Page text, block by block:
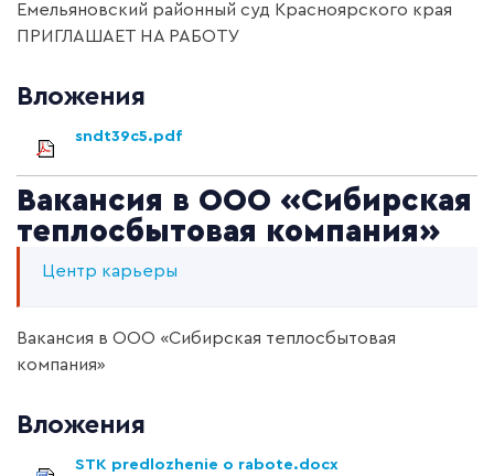
Емельяновский районный суд Красноярского края
ПРИГЛАШАЕТ НА РАБОТУ
Вложения
sndt39c5.pdf
Вакансия в ООО «Сибирская
теплосбытовая компания»
Центр карьеры
Вакансия в ООО «Сибирская теплосбытовая
компания»
Вложения
STK predlozhenie o rabote.docx